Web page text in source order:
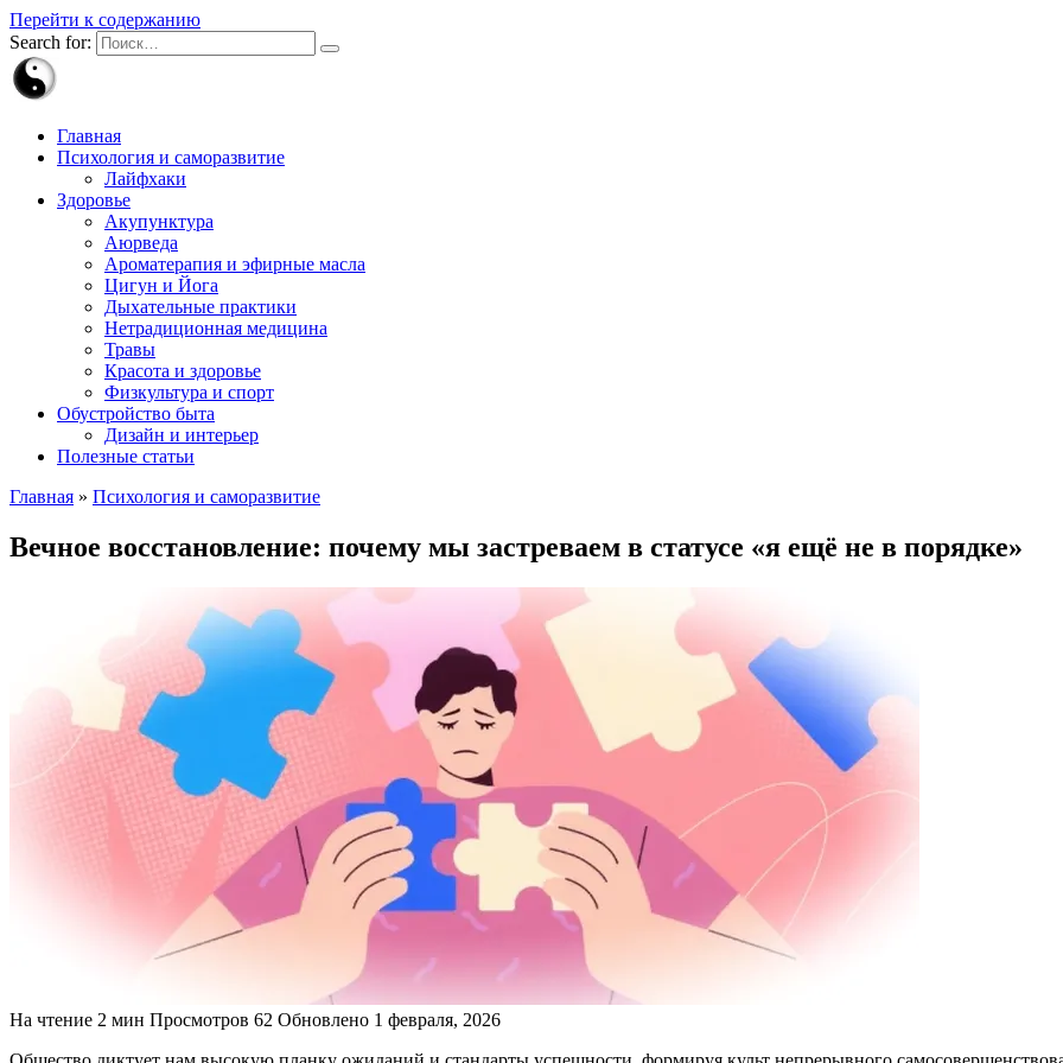
Перейти к содержанию
Search for:
Главная
Психология и саморазвитие
Лайфхаки
Здоровье
Акупунктура
Аюрведа
Ароматерапия и эфирные масла
Цигун и Йога
Дыхательные практики
Нетрадиционная медицина
Травы
Красота и здоровье
Физкультура и спорт
Обустройство быта
Дизайн и интерьер
Полезные статьи
Главная » Психология и саморазвитие
Вечное восстановление: почему мы застреваем в статусе «я ещё не в порядке»
На чтение 2 мин Просмотров 62 Обновлено 1 февраля, 2026